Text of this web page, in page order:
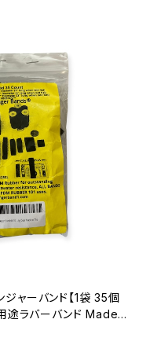
ャーバンド【1袋 35個